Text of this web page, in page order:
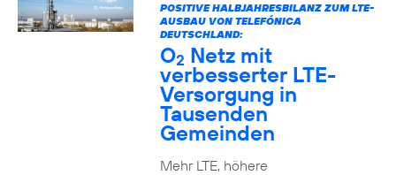
POSITIVE HALBJAHRESBILANZ ZUM LTE-
AUSBAU VON TELEFÓNICA
DEUTSCHLAND:
O2 Netz mit
verbesserter LTE-
Versorgung in
Tausenden
Gemeinden
Mehr LTE, höhere